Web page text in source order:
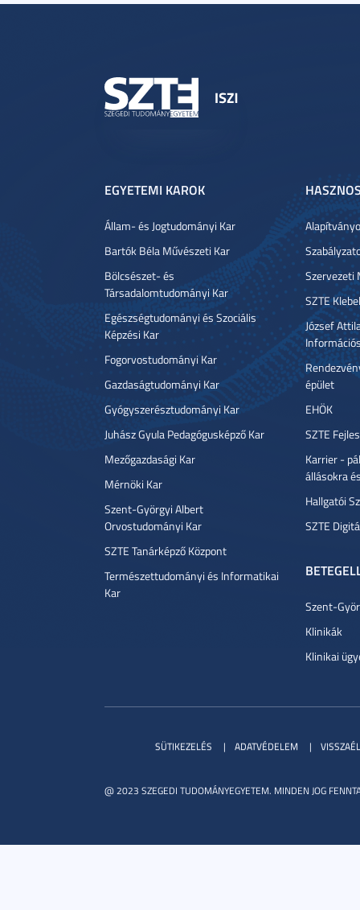
EGYETEMI KAROK
Állam- és Jogtudományi Kar
Bartók Béla Művészeti Kar
Bölcsészet- és
Társadalomtudományi Kar
Egészségtudományi és Szociális
Képzési Kar
Fogorvostudományi Kar
Gazdaságtudományi Kar
Gyógyszerésztudományi Kar
Juhász Gyula Pedagógusképző Kar
Mezőgazdasági Kar
Mérnöki Kar
Szent-Györgyi Albert
Orvostudományi Kar
SZTE Tanárképző Központ
Természettudományi és Informatikai
Kar
Szervezeti
SZTE
József
épület
EHÖK
SZTE
Karrier -
állásokra
Hallgatói
SZTE
Szent-
Klinikák
Klinikai
@ 2023 SZEGEDI TUDOMÁNYEGYETEM. MINDEN JOG
SÜTIKEZELÉS ADATVÉDELEM